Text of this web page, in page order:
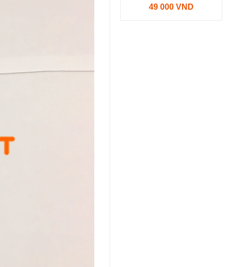
49 000 VND